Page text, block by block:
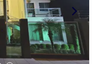
combina
em todos os
para Morar!
nossos corretores!